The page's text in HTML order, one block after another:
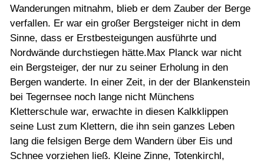
Wanderungen mitnahm, blieb er dem Zauber der Berge
verfallen. Er war ein großer Bergsteiger nicht in dem
Sinne, dass er Erstbesteigungen ausführte und
Nordwände durchstiegen hätte.Max Planck war nicht
ein Bergsteiger, der nur zu seiner Erholung in den
Bergen wanderte. In einer Zeit, in der der Blankenstein
bei Tegernsee noch lange nicht Münchens
Kletterschule war, erwachte in diesen Kalkklippen
seine Lust zum Klettern, die ihn sein ganzes Leben
lang die felsigen Berge dem Wandern über Eis und
Schnee vorziehen ließ. Kleine Zinne, Totenkirchl,